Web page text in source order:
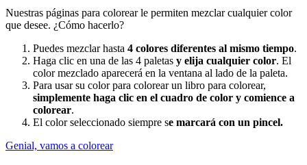
Nuestras páginas para colorear le permiten mezclar cualquier color
que desee. ¿Cómo hacerlo?
Puedes mezclar hasta 4 colores diferentes al mismo tiempo.
Haga clic en una de las 4 paletas y elija cualquier color. El
color mezclado aparecerá en la ventana al lado de la paleta.
Para usar su color para colorear un libro para colorear,
simplemente haga clic en el cuadro de color y comience a
colorear.
El color seleccionado siempre se marcará con un pincel.
Genial, vamos a colorear